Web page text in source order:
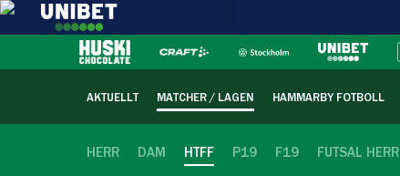
AKTUELLT MATCHER / LAGEN HAMMARBY FOTBOLL
HERR DAM HTFF P19 F19 FUTSAL HERR